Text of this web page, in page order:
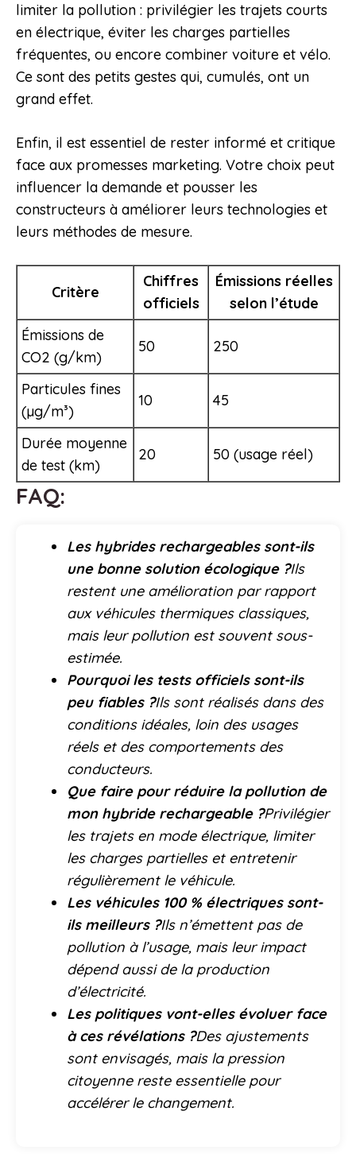
limiter la pollution : privilégier les trajets courts
en électrique, éviter les charges partielles
fréquentes, ou encore combiner voiture et vélo.
Ce sont des petits gestes qui, cumulés, ont un
grand effet.
Enfin, il est essentiel de rester informé et critique
face aux promesses marketing. Votre choix peut
influencer la demande et pousser les
constructeurs à améliorer leurs technologies et
leurs méthodes de mesure.
Critère
Chiffres
officiels
Émissions réelles
selon l’étude
Émissions de
CO2 (g/km)
50 250
Particules fines
(µg/m³)
10 45
Durée moyenne
de test (km)
20 50 (usage réel)
FAQ:
Les hybrides rechargeables sont-ils
une bonne solution écologique ?Ils
restent une amélioration par rapport
aux véhicules thermiques classiques,
mais leur pollution est souvent sous-
estimée.
Pourquoi les tests officiels sont-ils
peu fiables ?Ils sont réalisés dans des
conditions idéales, loin des usages
réels et des comportements des
conducteurs.
Que faire pour réduire la pollution de
mon hybride rechargeable ?Privilégier
les trajets en mode électrique, limiter
les charges partielles et entretenir
régulièrement le véhicule.
Les véhicules 100 % électriques sont-
ils meilleurs ?Ils n’émettent pas de
pollution à l’usage, mais leur impact
dépend aussi de la production
d’électricité.
Les politiques vont-elles évoluer face
à ces révélations ?Des ajustements
sont envisagés, mais la pression
citoyenne reste essentielle pour
accélérer le changement.